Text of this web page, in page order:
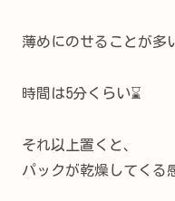
薄めにのせることが多
時間は5分くらい⌛
それ以上置くと、
パックが乾燥してくる